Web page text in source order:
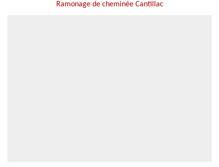
Ramonage de cheminée Cantillac